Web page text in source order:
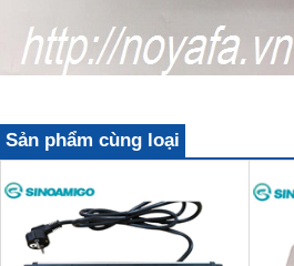
Sản phẩm cùng loại